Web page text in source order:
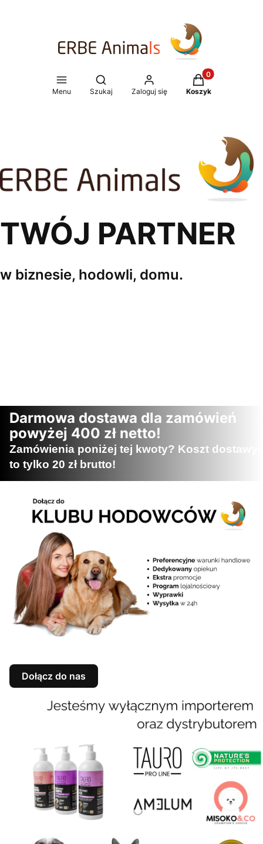
Menu
Otwórz wyszukiwarkę
Szukaj Zaloguj się
Produkty w
Koszyk
TWÓJ PARTNER
w biznesie, hodowli, domu.
Darmowa dostawa dla zamówień
powyżej 400 zł netto!
Zamówienia poniżej tej kwoty? Koszt dostawy
to tylko 20 zł brutto!
Dołącz do nas